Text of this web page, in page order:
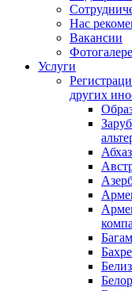
Нас
Вакансии
Услуги
других
Белиз